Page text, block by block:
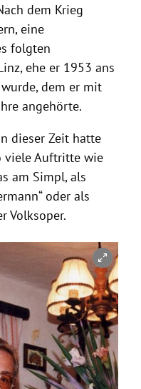
dem Krieg
eine
folgten
ehe er 1953 ans
dem er mit
angehörte.
dieser Zeit hatte
viele Auftritte wie
am Simpl, als
oder als
Volksoper.